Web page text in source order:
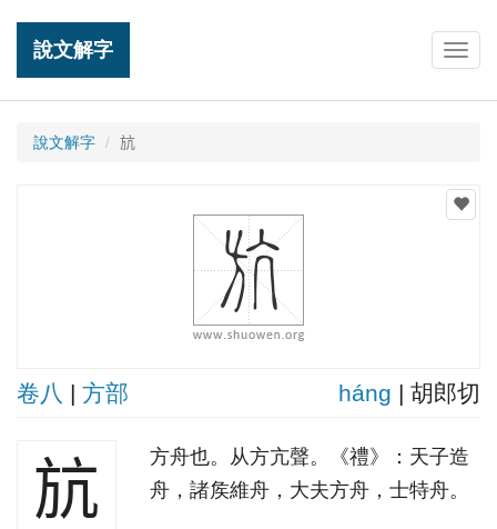
說文解字
說文解字 𣃚
卷八 | 方部 hánɡ | 胡郎切
𣃚
方舟也。从方亢聲。《禮》：天子造
舟，諸矦維舟，大夫方舟，士特舟。